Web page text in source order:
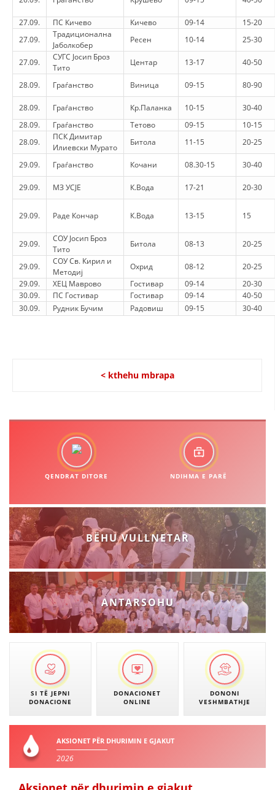
DORACAKË
STRATEGJI
27.09. ПС Кичево Кичево 09-14
15-20
27.09.
Традиционална
Јаболкобер
Ресен 10-14 25-30
27.09.
СУГС Јосип Броз
Тито
Центар 13-17 40-50
28.09. Граѓанство Виница 09-15 80-90
28.09. Граѓанство Кр.Паланка 10-15
30-40
28.09.
Граѓанство Тетово 09-15
10-15
28.09.
ПСК Димитар
Илиевски Мурато
Битола 11-15 20-25
29.09. Граѓанство Кочани 08.30-15 30-40
29.09. МЗ УСЈЕ К.Вода 17-21 20-30
29.09. Раде Кончар К.Вода 13-15 15
29.09.
СОУ Јосип Броз
Тито
Битола 08-13 20-25
29.09.
СОУ Св. Кирил и
Методиј
Охрид 08-12
20-25
29.09.
ХЕЦ Маврово Гостивар 09-14
20-30
30.09.
ПС Гостивар Гостивар 09-14
40-50
30.09.
Рудник Бучим Радовиш 09-15 30-40
< kthehu mbrapa
QENDRAT DITORE NDIHMA E PARË
BËHU VULLNETAR
ANTARSOHU
SI TË JEPNI
DONACIONE
DONACIONET
ONLINE
DONONI
VESHMBATHJE
AKSIONET PËR DHURIMIN E GJAKUT
2026